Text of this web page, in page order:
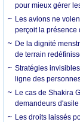
pour mieux gérer
Les avions ne
perçoit la présence
De la dignité
de terrain
Stratégies
ligne des
Le cas de Shakira
demandeurs
Les droits laissés